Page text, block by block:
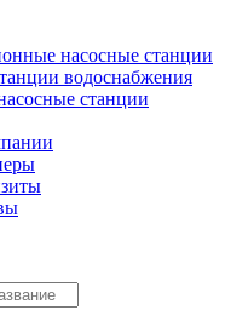
насосные станции
водоснабжения
станции